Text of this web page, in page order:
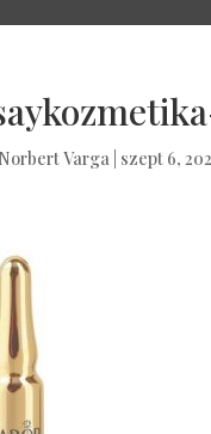
Norbert Varga szept 6,